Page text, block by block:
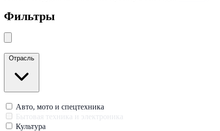
Фильтры
Отрасль
Авто, мото и спецтехника
Бытовая техника и электроника
Культура